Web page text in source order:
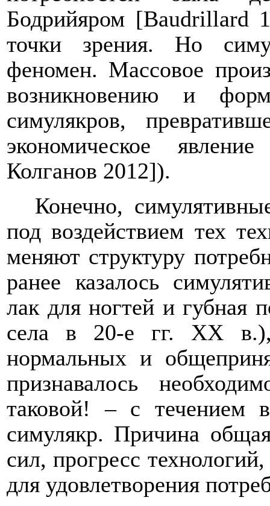
Бодрийяром [Baudrillard
точки зрения. Но
феномен. Массовое
возникновению и
симулякров,
экономическое
Колганов 2012]).
Конечно,
под воздействием тех
меняют структуру
ранее казалось
лак для ногтей и губная
села в 20-е гг. ХХ в.),
нормальных и
признавалось
таковой! – с течением
симулякр. Причина
сил, прогресс
для удовлетворения